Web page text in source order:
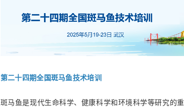
第二十四期全国斑马鱼技术培训
斑马鱼是现代生命科学、健康科学和环境科学等研究的